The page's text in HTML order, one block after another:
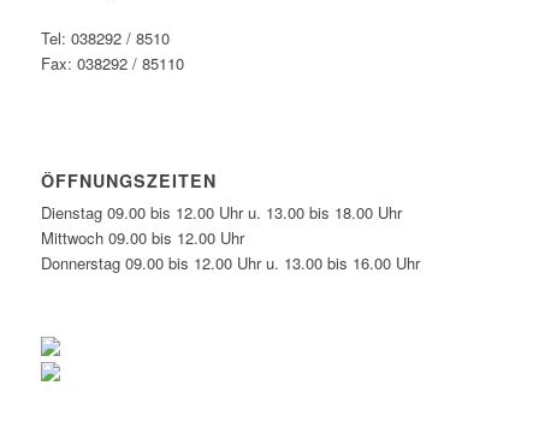
Tel: 038292 / 8510
Fax: 038292 / 85110
ÖFFNUNGSZEITEN
Dienstag 09.00 bis 12.00 Uhr u. 13.00 bis 18.00 Uhr
Mittwoch 09.00 bis 12.00 Uhr
Donnerstag 09.00 bis 12.00 Uhr u. 13.00 bis 16.00 Uhr